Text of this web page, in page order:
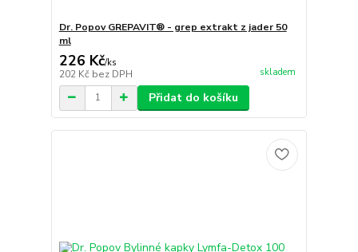
Dr. Popov GREPAVIT® - grep extrakt z jader 50
ml
226 Kč/ks
202 Kč bez DPH skladem
Přidat do košíku